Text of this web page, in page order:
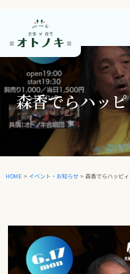
森香でらハッ
HOME > イベント・お知らせ > 森香でらハッピ